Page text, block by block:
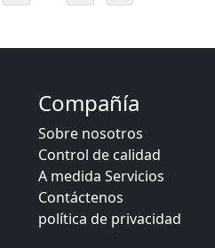
Compañía
Sobre nosotros
Control de calidad
A medida Servicios
Contáctenos
política de privacidad